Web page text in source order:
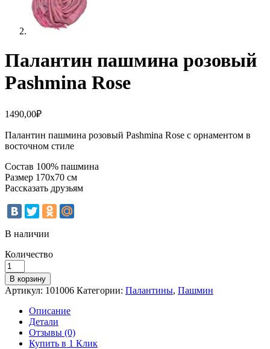
Палантин пашмина розовый
Pashmina Rose
1490,00₽
Палантин пашмина розовый Pashmina Rose с орнаментом в
восточном стиле
Состав 100% пашмина
Размер 170х70 см
Рассказать друзьям
В наличии
Количество
Количество
Палантин
пашмина
розовый
Pashmina
Rose
В корзину
Артикул: 101006 Категории: Палантины, Пашмин
Описание
Детали
Отзывы (0)
Купить в 1 Клик